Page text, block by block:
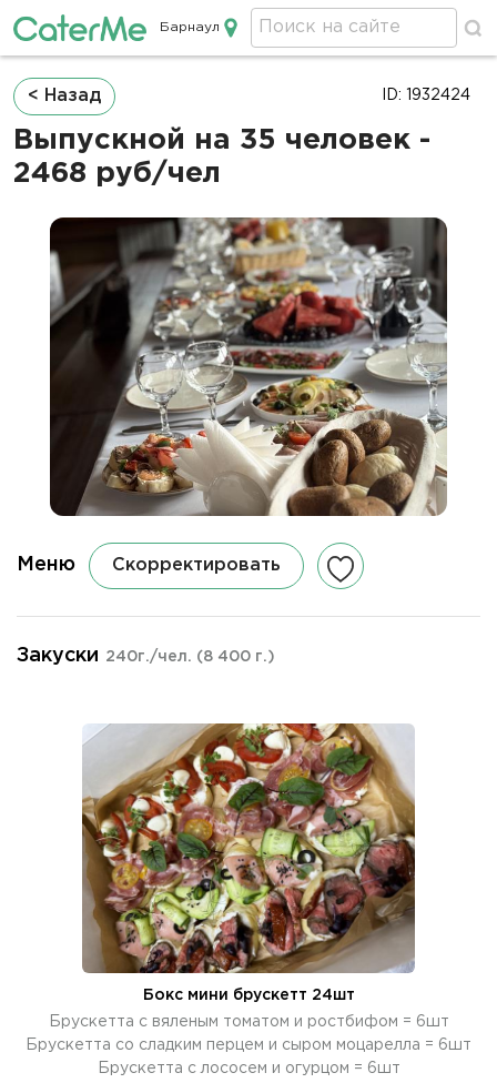
Кейтеринг в Барнауле
Барнаул
Строка
навигации
< Назад
Выпускной на 35 человек -
2468 руб/чел
ID: 1932424
Меню Скорректировать
Закуски 240г./чел. (8 400 г.)
Бокс мини брускетт 24шт
Брускетта с вяленым томатом и ростбифом = 6шт
Брускетта со сладким перцем и сыром моцарелла = 6шт
Брускетта с лососем и огурцом = 6шт